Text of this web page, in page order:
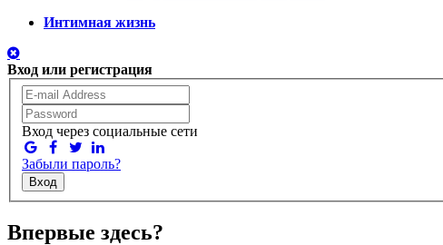
Интимная жизнь
Вход или регистрация
Вход через социальные сети
Забыли пароль?
Вход
Впервые здесь?